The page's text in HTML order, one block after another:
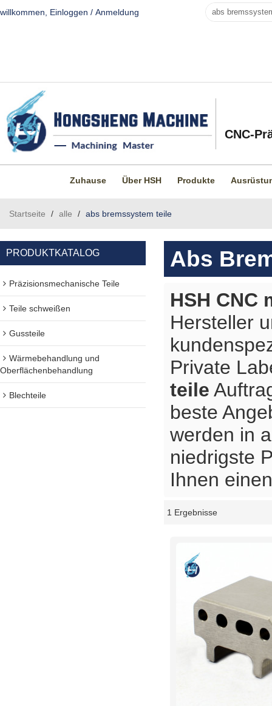
willkommen, Einloggen / Anmeldung
CNC-
Zuhause Über HSH Produkte
Startseite / alle / abs bremssystem teile
PRODUKTKATALOG
Präzisionsmechanische Teile
Teile schweißen
Gussteile
Wärmebehandlung und
Oberflächenbehandlung
Blechteile
Abs
HSH CNC
Hersteller
Private
teile
beste
werden in
niedrigste
Ihnen
1 Ergebnisse